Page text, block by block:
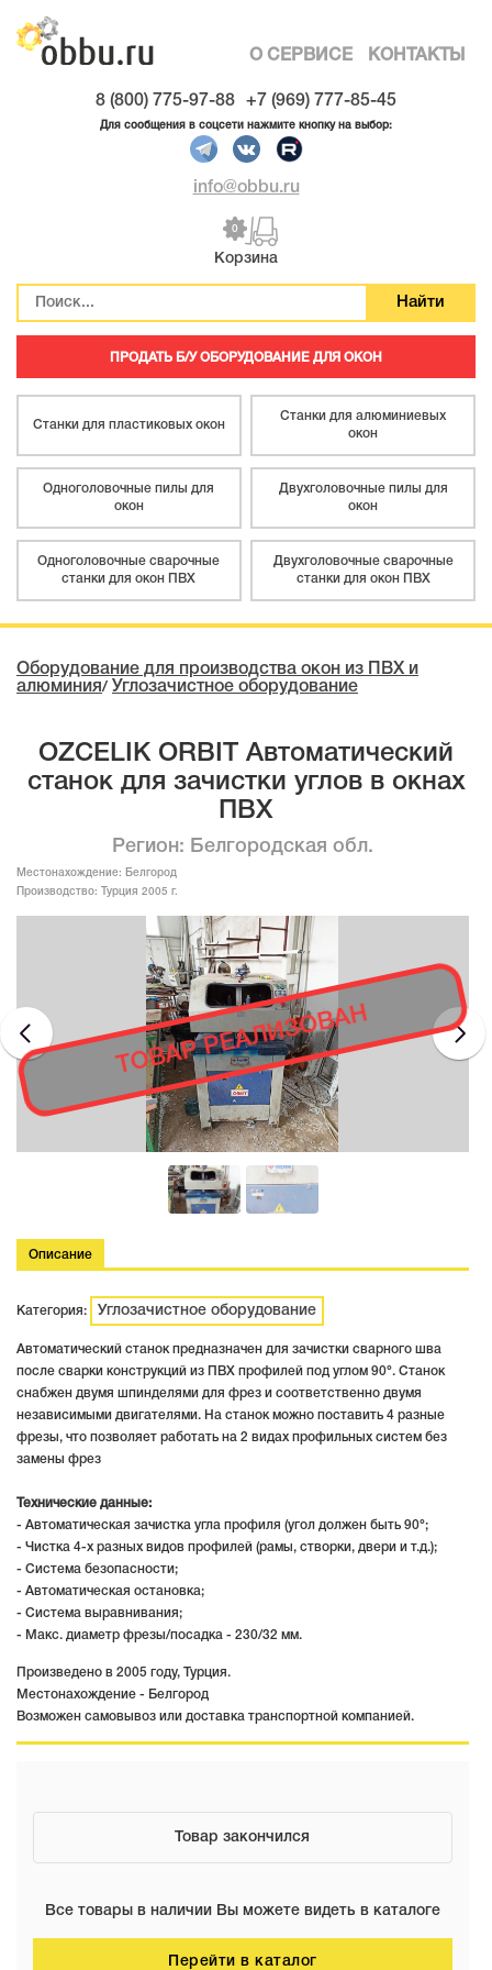
О СЕРВИСЕ КОНТАКТЫ
8 (800) 775-97-88 +7 (969) 777-85-45
Для сообщения в соцсети нажмите кнопку на выбор:
info@obbu.ru
0
Корзина
ПРОДАТЬ Б/У ОБОРУДОВАНИЕ ДЛЯ ОКОН
Станки для пластиковых окон
Станки для алюминиевых
окон
Одноголовочные пилы для
окон
Двухголовочные пилы для
окон
Одноголовочные сварочные
станки для окон ПВХ
Двухголовочные сварочные
станки для окон ПВХ
Оборудование для производства окон из ПВХ и
алюминия/ Углозачистное оборудование
OZCELIK ORBIT Автоматический
станок для зачистки углов в окнах
ПВХ
Регион: Белгородская обл.
Местонахождение:
Белгород
Производство:
Турция 2005 г.
ТОВАР РЕАЛИЗОВАН
Описание
Категория: Углозачистное оборудование
Автоматический станок предназначен для зачистки сварного шва
после сварки конструкций из ПВХ профилей под углом 90°. Станок
снабжен двумя шпинделями для фрез и соответственно двумя
независимыми двигателями. На станок можно поставить 4 разные
фрезы, что позволяет работать на 2 видах профильных систем без
замены фрез
Технические данные:
- Автоматическая зачистка угла профиля (угол должен быть 90°;
- Чистка 4-х разных видов профилей (рамы, створки, двери и т.д.);
- Система безопасности;
- Автоматическая остановка;
- Система выравнивания;
- Макс. диаметр фрезы/посадка - 230/32 мм.
Произведено в 2005 году, Турция.
Местонахождение - Белгород
Возможен самовывоз или доставка транспортной компанией.
Товар закончился
Все товары в наличии Вы можете видеть в каталоге
Перейти в каталог